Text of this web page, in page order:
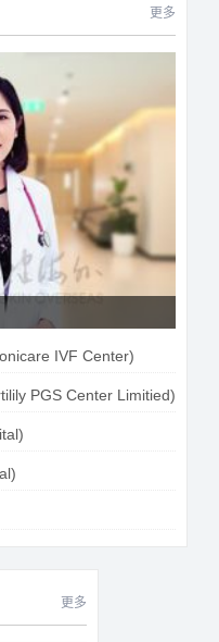
更多
IVF Center)
PGS Center Limitied)
更多